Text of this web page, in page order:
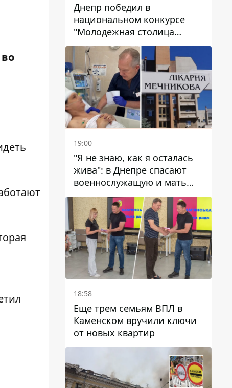
Днепр победил в
национальном конкурсе
"Молодежная столица
Украины – 2026"
19:00
"Я не знаю, как я осталась
жива": в Днепре спасают
военнослужащую и мать
четверых детей, которую
ранил КАБ
18:58
Еще трем семьям ВПЛ в
Каменском вручили ключи
от новых квартир